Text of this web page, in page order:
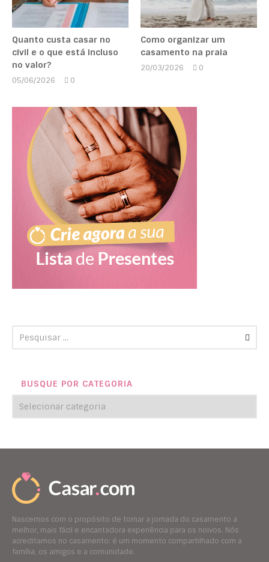
Quanto custa casar no
civil e o que está incluso
no valor?
05/06/2026
0
Como organizar um
casamento na praia
20/03/2026
0
BUSQUE POR CATEGORIA
Nascemos com o propósito de tornar a jornada do casamento a
melhor, mais fácil e encantadora experiência para os noivos. Nós
acreditamos no casamento: é um momento compartilhado com a
família, os amigos e a comunidade.